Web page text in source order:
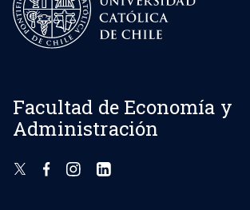
Facultad de Economía y
Administración